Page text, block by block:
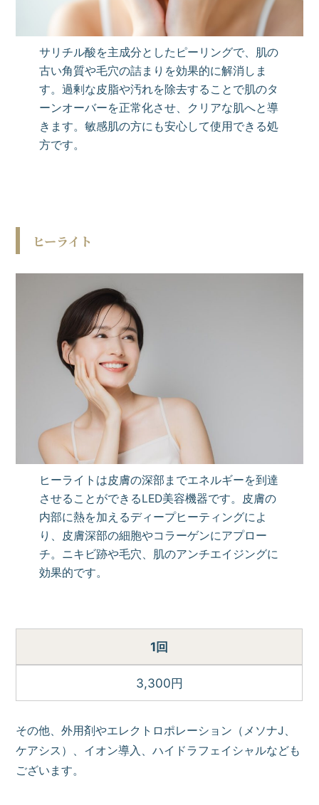
サリチル酸を主成分としたピーリングで、肌の
古い角質や毛穴の詰まりを効果的に解消しま
す。過剰な皮脂や汚れを除去することで肌のタ
ーンオーバーを正常化させ、クリアな肌へと導
きます。敏感肌の方にも安心して使用できる処
方です。
ヒーライト
ヒーライトは皮膚の深部までエネルギーを到達
させることができるLED美容機器です。皮膚の
内部に熱を加えるディープヒーティングによ
り、皮膚深部の細胞やコラーゲンにアプロー
チ。ニキビ跡や毛穴、肌のアンチエイジングに
効果的です。
1回
3,300円
その他、外用剤やエレクトロポレーション（メソナJ、
ケアシス）、イオン導入、ハイドラフェイシャルなども
ございます。